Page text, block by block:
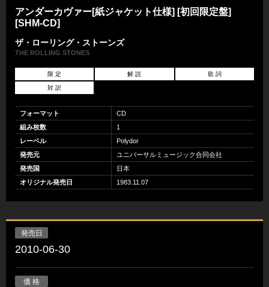
アンダーカヴァー[紙ジャケット仕様] [初回限定盤]
[SHM-CD]
ザ・ローリング・ストーンズ
THE ROLLING STONES
限 定 解 説 歌 詞
対 訳
フォーマット
CD
組み枚数
1
レーベル
Polydor
発売元
ユニバーサルミュージック合同会社
発売国
日本
オリジナル発売日
1983.11.07
発売日
2010-06-30
価 格